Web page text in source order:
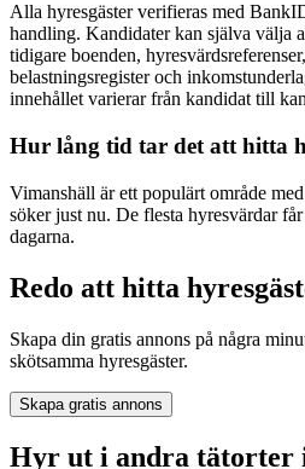
Alla hyresgäster verifieras med
handling. Kandidater kan själva välja
tidigare boenden,
belastningsregister och
innehållet varierar från kandidat till
Hur lång tid tar det att hitta
Vimanshäll är ett populärt område
söker just nu. De flesta hyresvärdar
dagarna.
Redo att hitta
Skapa din gratis annons på några
skötsamma hyresgäster.
Skapa gratis annons
Hyr ut i andra tätorter